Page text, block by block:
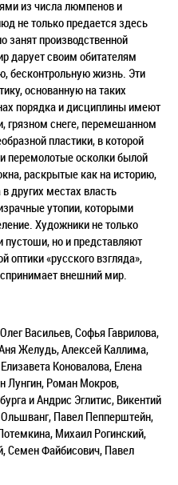
из числа люмпенов и
не только предается здесь
занят производственной
дарует своим обитателям
бесконтрольную жизнь. Эти
основанную на таких
порядка и дисциплины имеют
грязном снеге, перемешанном
пластики, в которой
перемолотые осколки былой
раскрытые как на историю,
других местах власть
утопии, которыми
Художники не только
но и представляют
оптики «русского взгляда»,
внешний мир.
Васильев, Софья Гаврилова,
Желудь, Алексей Каллима,
Коновалова, Елена
Лунгин, Роман Мокров,
и Андрис Эглитис, Викентий
Павел Пепперштейн,
Михаил Рогинский,
Семен Файбисович, Павел